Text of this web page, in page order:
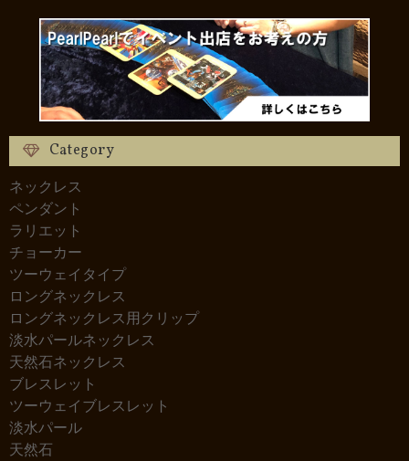
Category
ネックレス
ペンダント
ラリエット
チョーカー
ツーウェイタイプ
ロングネックレス
ロングネックレス用クリップ
淡水パールネックレス
天然石ネックレス
ブレスレット
ツーウェイブレスレット
淡水パール
天然石